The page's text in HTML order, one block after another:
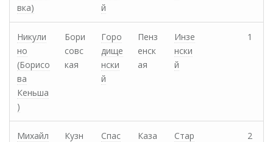
вка)
й
Никули
но
(Борисо
ва
Кеньша
)
Бори
совс
кая
Горо
дище
нски
й
Пенз
енск
ая
Инзе
нски
й
1
Михайл
Кузн
Спас
Каза
Стар
2